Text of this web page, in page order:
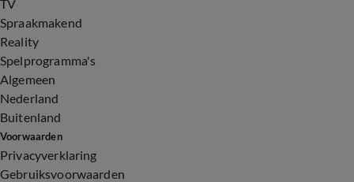
TV
Spraakmakend
Reality
Spelprogramma's
Algemeen
Nederland
Buitenland
Voorwaarden
Privacyverklaring
Gebruiksvoorwaarden